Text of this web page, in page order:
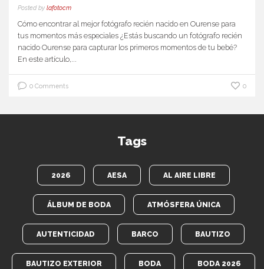
Posted by lafotocm
Cómo encontrar al mejor fotógrafo recién nacido en Ourense para
tus momentos más especiales ¿Estás buscando un fotógrafo recién
nacido Ourense para capturar los primeros momentos de tu bebé?
En este artículo,...
0 Comments 0
Tags
2026 AESA AL AIRE LIBRE
ÁLBUM DE BODA ATMÓSFERA ÚNICA
AUTENTICIDAD BARCO BAUTIZO
BAUTIZO EXTERIOR BODA BODA 2026